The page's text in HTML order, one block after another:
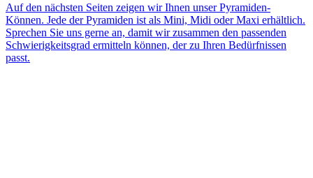
Auf den nächsten Seiten zeigen wir Ihnen unser Pyramiden-
Können. Jede der Pyramiden ist als Mini, Midi oder Maxi erhältlich.
Sprechen Sie uns gerne an, damit wir zusammen den passenden
Schwierigkeitsgrad ermitteln können, der zu Ihren Bedürfnissen
passt.